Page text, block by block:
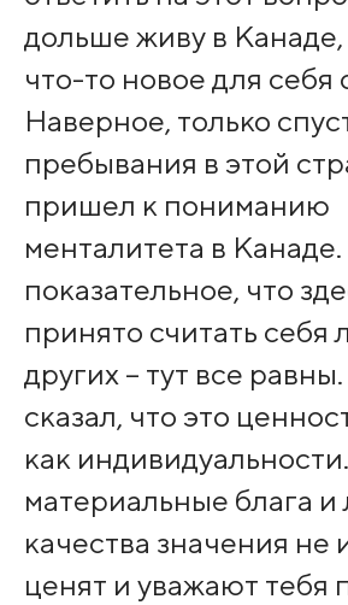
дольше живу в
что-то новое для
Наверное, только
пребывания в этой
пришел к пониманию
менталитета в
показательное, что
принято считать себя
других – тут все
сказал, что это
как
материальные блага
качества значения не
ценят и уважают тебя